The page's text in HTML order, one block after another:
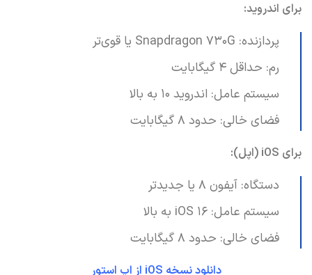
برای اندروید:
پردازنده: Snapdragon 730G یا قوی‌تر
رم: حداقل 4 گیگابایت
سیستم عامل: اندروید 10 به بالا
فضای خالی: حدود 8 گیگابایت
برای iOS (اپل):
دستگاه: آیفون 8 یا جدیدتر
سیستم عامل: iOS 16 به بالا
فضای خالی: حدود 8 گیگابایت
دانلود نسخه iOS از اپ استور